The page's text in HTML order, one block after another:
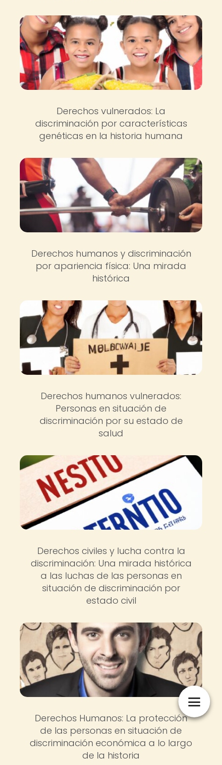
Derechos vulnerados: La
discriminación por características
genéticas en la historia humana
Derechos humanos y discriminación
por apariencia física: Una mirada
histórica
Derechos humanos vulnerados:
Personas en situación de
discriminación por su estado de
salud
Derechos civiles y lucha contra la
discriminación: Una mirada histórica
a las luchas de las personas en
situación de discriminación por
estado civil
Derechos Humanos: La protección
de las personas en situación de
discriminación económica a lo largo
de la historia